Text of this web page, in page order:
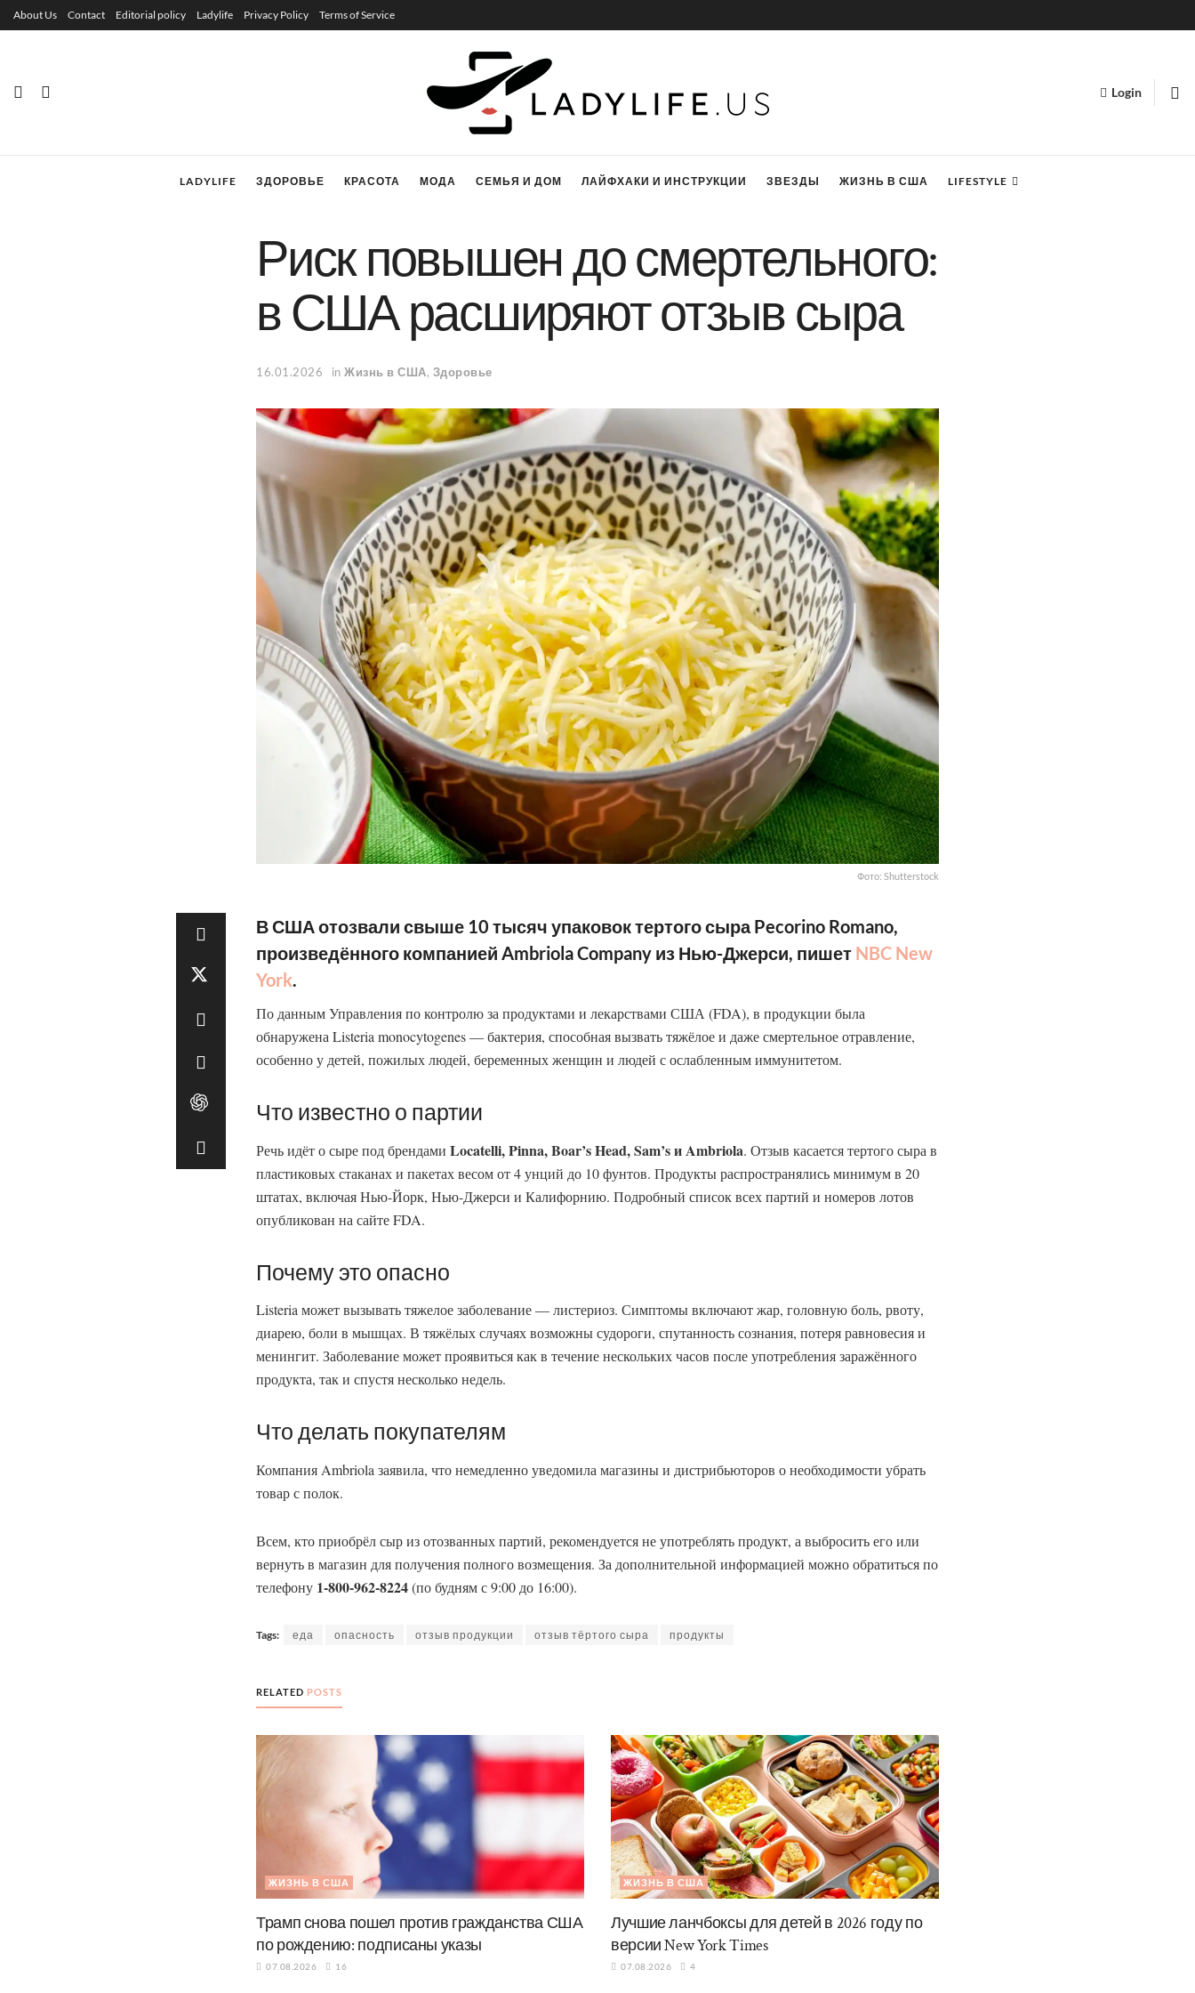
About Us Contact Editorial policy Ladylife Privacy Policy Terms of Service
Login
LADYLIFE ЗДОРОВЬЕ КРАСОТА МОДА СЕМЬЯ И ДОМ ЛАЙФХАКИ И ИНСТРУКЦИИ ЗВЕЗДЫ ЖИЗНЬ В США LIFESTYLE
Риск повышен до смертельного:
в США расширяют отзыв сыра
16.01.2026 in Жизнь в США, Здоровье
Фото: Shutterstock
В США отозвали свыше 10 тысяч упаковок тертого сыра Pecorino Romano,
произведённого компанией Ambriola Company из Нью-Джерси, пишет NBC New
York.
По данным Управления по контролю за продуктами и лекарствами США (FDA), в продукции была
обнаружена Listeria monocytogenes — бактерия, способная вызвать тяжёлое и даже смертельное отравление,
особенно у детей, пожилых людей, беременных женщин и людей с ослабленным иммунитетом.
Что известно о партии
Речь идёт о сыре под брендами Locatelli, Pinna, Boar’s Head, Sam’s и Ambriola. Отзыв касается тертого сыра в
пластиковых стаканах и пакетах весом от 4 унций до 10 фунтов. Продукты распространялись минимум в 20
штатах, включая Нью-Йорк, Нью-Джерси и Калифорнию. Подробный список всех партий и номеров лотов
опубликован на сайте FDA.
Почему это опасно
Listeria может вызывать тяжелое заболевание — листериоз. Симптомы включают жар, головную боль, рвоту,
диарею, боли в мышцах. В тяжёлых случаях возможны судороги, спутанность сознания, потеря равновесия и
менингит. Заболевание может проявиться как в течение нескольких часов после употребления заражённого
продукта, так и спустя несколько недель.
Что делать покупателям
Компания Ambriola заявила, что немедленно уведомила магазины и дистрибьюторов о необходимости убрать
товар с полок.
Всем, кто приобрёл сыр из отозванных партий, рекомендуется не употреблять продукт, а выбросить его или
вернуть в магазин для получения полного возмещения. За дополнительной информацией можно обратиться по
телефону 1-800-962-8224(по будням с 9:00 до 16:00).
Tags: еда опасность отзыв продукции отзыв тёртого сыра продукты
RELATED POSTS
ЖИЗНЬ В США
Трамп снова пошел против гражданства США
по рождению: подписаны указы
07.08.2026 16
ЖИЗНЬ В США
Лучшие ланчбоксы для детей в 2026 году по
версии New York Times
07.08.2026 4